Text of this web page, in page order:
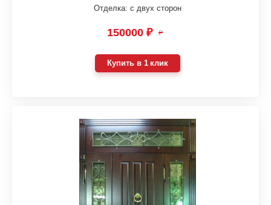
Отделка: с двух сторон
150000 ₽ ₽
Купить в 1 клик